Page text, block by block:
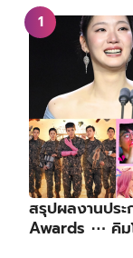
สรุปผลงานปร
Awards ⋯ คิม